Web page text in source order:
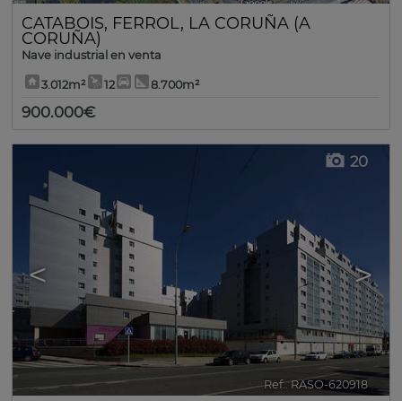
CATABOIS, FERROL , LA CORUÑA (A
CORUÑA)
Nave industrial en venta
3.012m² 12 8.700m²
900.000€
< >
20
Ref.. RASO-620918 🔗